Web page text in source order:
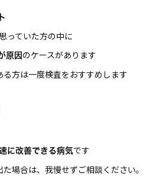
っていた方の中に
原因 のケースがあります
方は一度検査をおすすめします
に改善できる病気です
場合は、我慢せずご相談ください。